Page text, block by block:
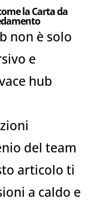
la Carta da
non è solo
e
hub
del team
articolo ti
a caldo e